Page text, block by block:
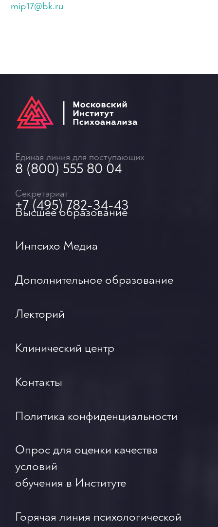
mip17@bk.ru
Единая линия для поступающих
8 (800) 555 80 04
Секретариат
+7 (495) 782-34-43
Высшее образование
Инпсихо Медиа
Дополнительное образование
Лекторий
Клинический центр
Контакты
Политика конфиденциальности
Опрос для оценки качества
условий
обучения в Институте
Горячая линия психологической